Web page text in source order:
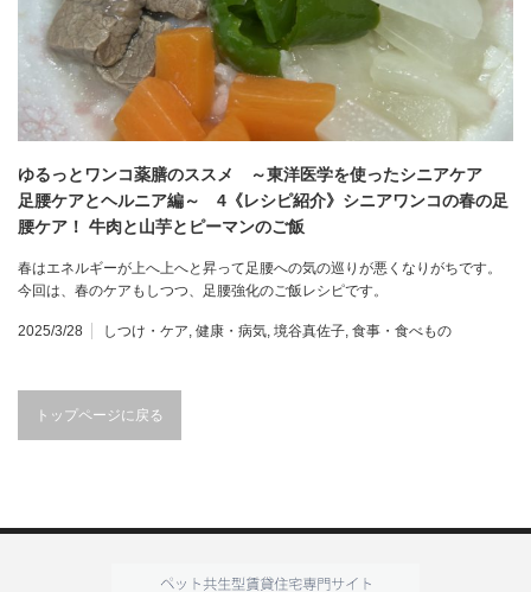
ゆるっとワンコ薬膳のススメ ～東洋医学を使ったシニアケア
足腰ケアとヘルニア編～ 4《レシピ紹介》シニアワンコの春の足
腰ケア！ 牛肉と山芋とピーマンのご飯
春はエネルギーが上へ上へと昇って足腰への気の巡りが悪くなりがちです。
今回は、春のケアもしつつ、足腰強化のご飯レシピです。
2025/3/28 しつけ・ケア, 健康・病気, 境谷真佐子, 食事・食べもの
トップページに戻る